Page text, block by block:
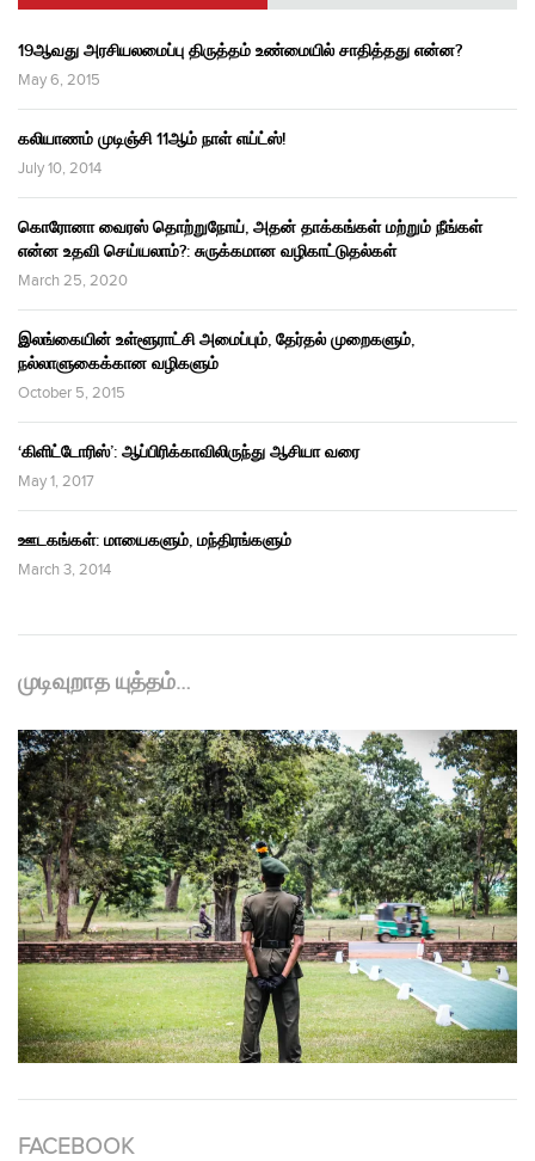
19ஆவது அரசியலமைப்பு திருத்தம் உண்மையில் சாதித்தது என்ன?
May 6, 2015
கலியாணம் முடிஞ்சி 11ஆம் நாள் எய்ட்ஸ்!
July 10, 2014
கொரோனா வைரஸ் தொற்றுநோய், அதன் தாக்கங்கள் மற்றும் நீங்கள்
என்ன உதவி செய்யலாம்?: சுருக்கமான வழிகாட்டுதல்கள்
March 25, 2020
இலங்கையின் உள்ளூராட்சி அமைப்பும், தேர்தல் முறைகளும்,
நல்லாளுகைக்கான வழிகளும்
October 5, 2015
‘கிளிட்டோரிஸ்’: ஆப்பிரிக்காவிலிருந்து ஆசியா வரை
May 1, 2017
ஊடகங்கள்: மாயைகளும், மந்திரங்களும்
March 3, 2014
முடிவுறாத யுத்தம்…
FACEBOOK